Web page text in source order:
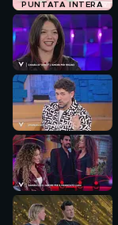
PUNTATA INTERA